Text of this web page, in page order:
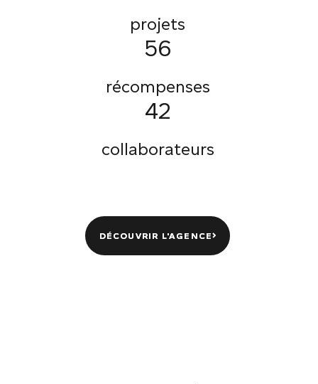
projets
56
récompenses
42
collaborateurs
DÉCOUVRIR L'AGENCE
DÉCOUVRIR L'AGENCE